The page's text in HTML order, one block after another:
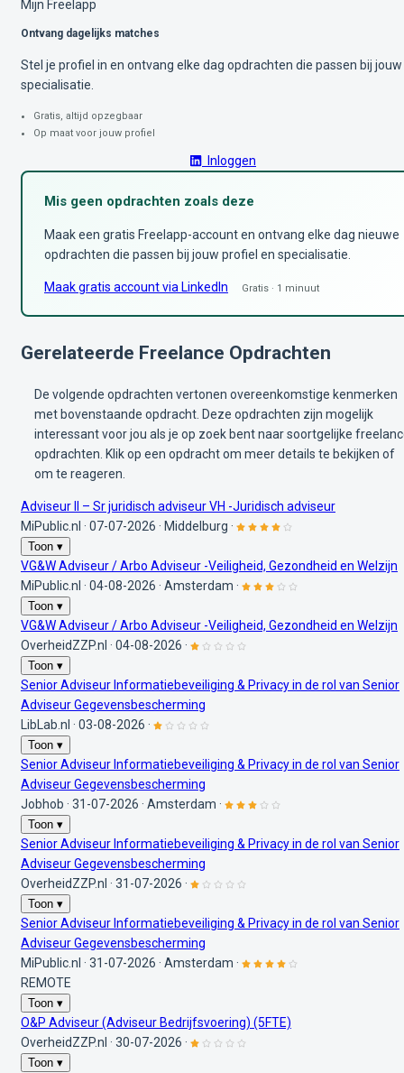
Mijn Freelapp
Ontvang dagelijks matches
Stel je profiel in en ontvang elke dag opdrachten die passen bij jouw
specialisatie.
Gratis, altijd opzegbaar
Op maat voor jouw profiel
Inloggen
Mis geen opdrachten zoals deze
Maak een gratis Freelapp-account en ontvang elke dag nieuwe
opdrachten die passen bij jouw profiel en specialisatie.
Maak gratis account via LinkedIn Gratis · 1 minuut
Gerelateerde Freelance Opdrachten
De volgende opdrachten vertonen overeenkomstige kenmerken
met bovenstaande opdracht. Deze opdrachten zijn mogelijk
interessant voor jou als je op zoek bent naar soortgelijke
opdrachten. Klik op een opdracht om meer details te bekijken of
om te reageren.
Adviseur II – Sr juridisch adviseur VH -Juridisch adviseur
MiPublic.nl · 07-07-2026 · Middelburg ·
Toon ▾
VG&W Adviseur / Arbo Adviseur -Veiligheid, Gezondheid en Welzijn
MiPublic.nl · 04-08-2026 · Amsterdam ·
Toon ▾
VG&W Adviseur / Arbo Adviseur -Veiligheid, Gezondheid en Welzijn
OverheidZZP.nl · 04-08-2026 ·
Toon ▾
Senior Adviseur Informatiebeveiliging & Privacy in de rol van Senior
Adviseur Gegevensbescherming
LibLab.nl · 03-08-2026 ·
Toon ▾
Senior Adviseur Informatiebeveiliging & Privacy in de rol van Senior
Adviseur Gegevensbescherming
Jobhob · 31-07-2026 · Amsterdam ·
Toon ▾
Senior Adviseur Informatiebeveiliging & Privacy in de rol van Senior
Adviseur Gegevensbescherming
OverheidZZP.nl · 31-07-2026 ·
Toon ▾
Senior Adviseur Informatiebeveiliging & Privacy in de rol van Senior
Adviseur Gegevensbescherming
MiPublic.nl · 31-07-2026 · Amsterdam ·
REMOTE
Toon ▾
O&P Adviseur (Adviseur Bedrijfsvoering) (5FTE)
OverheidZZP.nl · 30-07-2026 ·
Toon ▾